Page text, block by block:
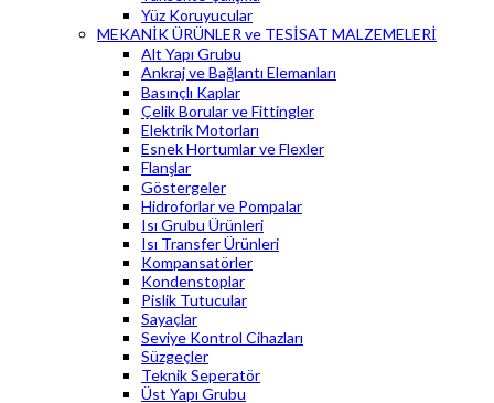
Yüz Koruyucular
MEKANİK ÜRÜNLER ve TESİSAT MALZEMELERİ
Alt Yapı Grubu
Ankraj ve Bağlantı Elemanları
Basınçlı Kaplar
Çelik Borular ve Fittingler
Elektrik Motorları
Esnek Hortumlar ve Flexler
Flanşlar
Göstergeler
Hidroforlar ve Pompalar
Isı Grubu Ürünleri
Isı Transfer Ürünleri
Kompansatörler
Kondenstoplar
Pislik Tutucular
Sayaçlar
Seviye Kontrol Cihazları
Süzgeçler
Teknik Seperatör
Üst Yapı Grubu